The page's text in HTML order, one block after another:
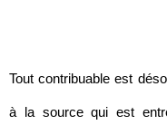
Tout contribuable est
à la source qui est